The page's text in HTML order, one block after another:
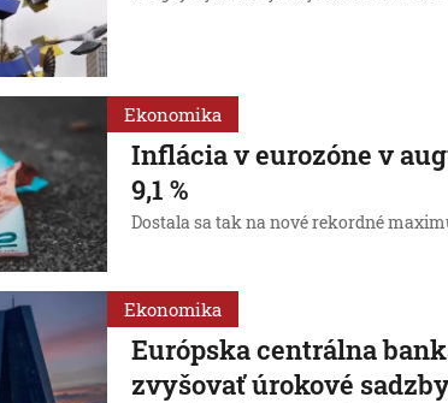
Ekonomika
Inflácia v eurozóne v
9,1 %
Dostala sa tak na nové rekordné
Ekonomika
Európska centrálna
zvyšovať úrokové